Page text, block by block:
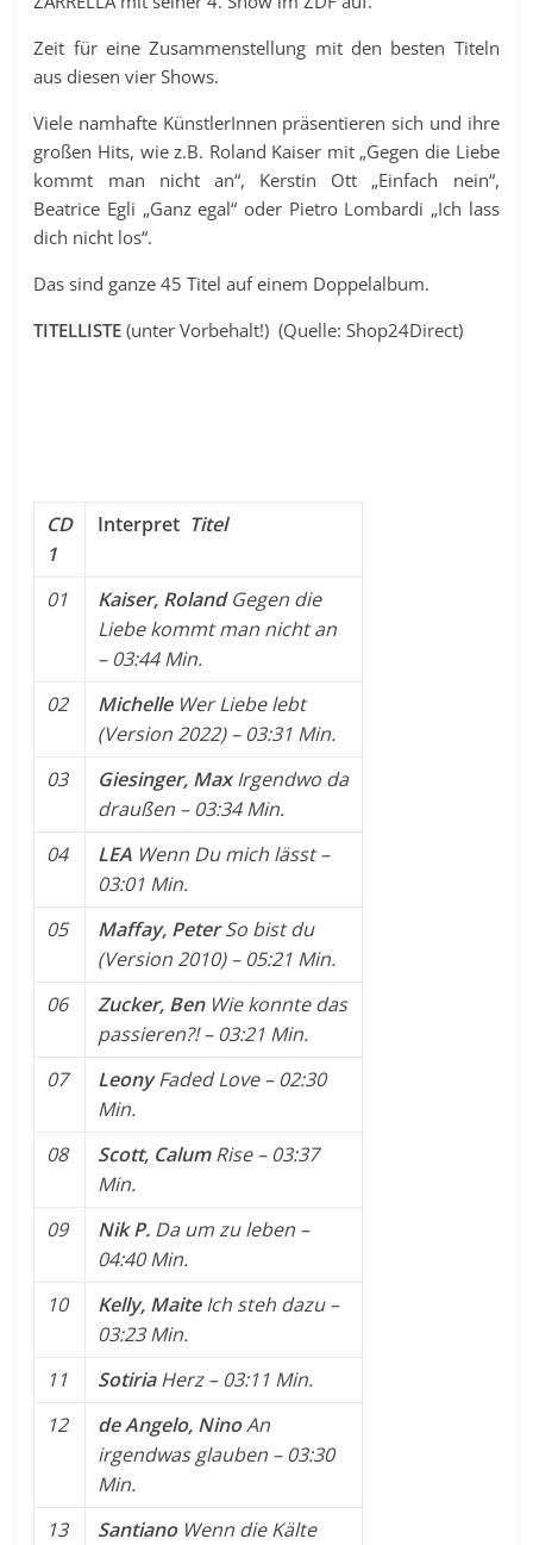
Zeit für eine Zusammenstellung mit den besten Titeln
aus diesen vier Shows.
Viele namhafte KünstlerInnen präsentieren sich und ihre
großen Hits, wie z.B. Roland Kaiser mit „Gegen die Liebe
kommt man nicht an“, Kerstin Ott „Einfach nein“,
Beatrice Egli „Ganz egal“ oder Pietro Lombardi „Ich lass
dich nicht los“.
Das sind ganze 45 Titel auf einem Doppelalbum.
TITELLISTE (unter Vorbehalt!) (Quelle: Shop24Direct)
01 Kaiser, RolandGegen die
Liebe kommt man nicht an
– 03:44 Min.
02
MichelleWer Liebe lebt
(Version 2022)– 03:31 Min.
03
Giesinger, MaxIrgendwo da
draußen – 03:34 Min.
04
LEA Wenn Du mich lässt–
03:01 Min.
05
Maffay, PeterSo bist du
(Version 2010)– 05:21 Min.
06
Zucker, BenWie konnte das
passieren?!– 03:21 Min.
07
LeonyFaded Love– 02:30
Min.
08
Scott, CalumRise– 03:37
Min.
09
Nik P. Da um zu leben –
04:40 Min.
10
Kelly, MaiteIch steh dazu–
03:23 Min.
11
SotiriaHerz– 03:11 Min.
12
de Angelo, NinoAn
irgendwas glauben – 03:30
Min.
13
SantianoWenn die Kälte
CD
1
Interpret Titel